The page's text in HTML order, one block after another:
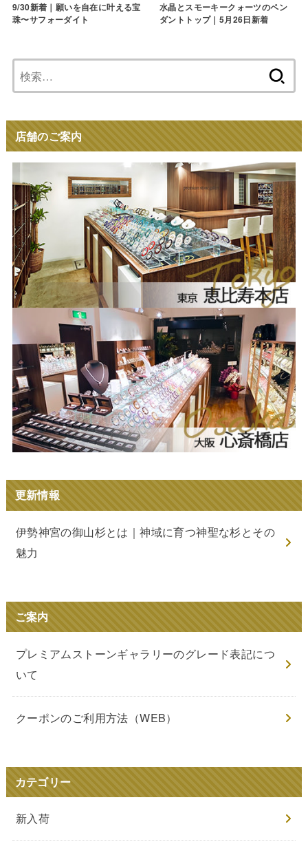
9/30新着｜願いを自在に叶える宝
珠〜サフォーダイト
水晶とスモーキークォーツのペン
ダントトップ｜5月26日新着
索:
店舗のご案内
更新情報
伊勢神宮の御山杉とは｜神域に育つ神聖な杉とその
魅力
ご案内
プレミアムストーンギャラリーのグレード表記につ
いて
クーポンのご利用方法（WEB）
カテゴリー
新入荷